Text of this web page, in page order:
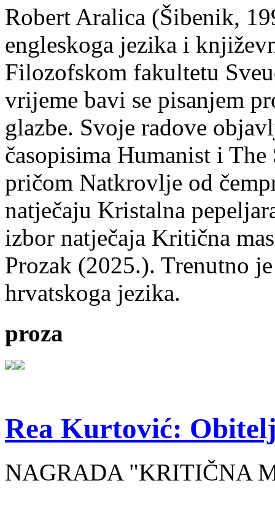
Robert Aralica (Šibenik,
engleskoga jezika i
Filozofskom fakultetu
vrijeme bavi se pisanjem
glazbe. Svoje radove
časopisima Humanist i
pričom Natkrovlje od
natječaju Kristalna
izbor natječaja Kritična
Prozak (2025.). Trenutno
hrvatskoga jezika.
proza
Rea Kurtović:
NAGRADA "KRITIČNA